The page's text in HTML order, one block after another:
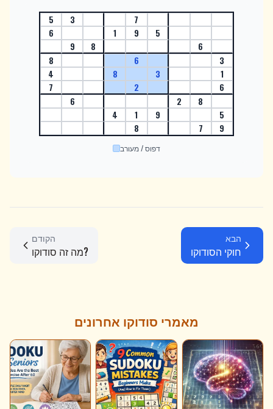
5 3
7
6
1 9
5
9
8
6
8
6
3
4
8 3
1
7
2
6
6
2
8
4
1 9
5
8
7 9
דפוס / מעורב
הקודם
מה זה סודוקו?
הבא
חוקי הסודוקו
מאמרי סודוקו אחרונים